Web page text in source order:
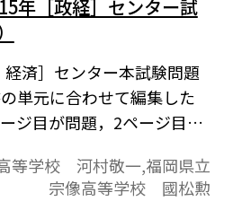
年［政経］センター試
済］センター本試験問題
単元に合わせて編集した
ジ目が問題，2ページ目が
等学校 河村敬一,福岡県立
宗像高等学校 國松勲